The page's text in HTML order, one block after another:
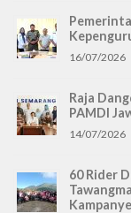
16/07/2026
Raja
PAMDI
14/07/2026
60 Rider